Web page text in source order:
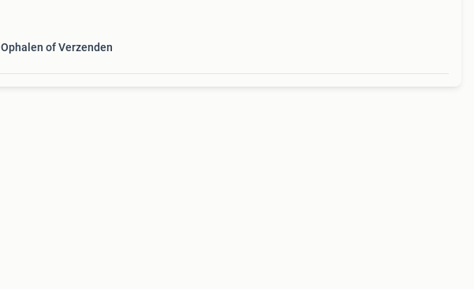
Ophalen of Verzenden